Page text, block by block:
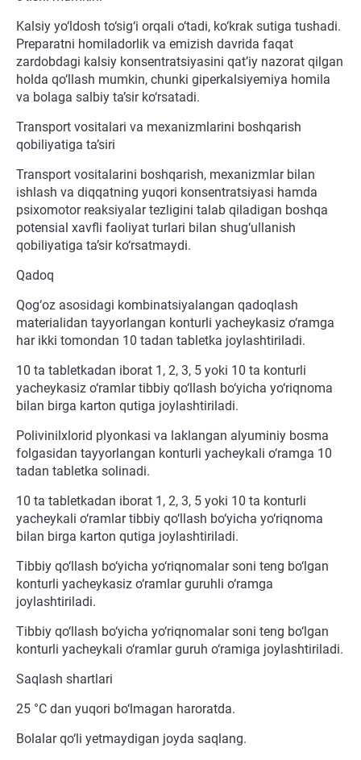
Kalsiy yo‘ldosh to‘sig‘i orqali o‘tadi, ko‘krak sutiga tushadi.
Preparatni homiladorlik va emizish davrida faqat
zardobdagi kalsiy konsentratsiyasini qat’iy nazorat qilgan
holda qo‘llash mumkin, chunki giperkalsiyemiya homila
va bolaga salbiy ta’sir ko‘rsatadi.
Transport vositalari va mexanizmlarini boshqarish
qobiliyatiga ta’siri
Transport vositalarini boshqarish, mexanizmlar bilan
ishlash va diqqatning yuqori konsentratsiyasi hamda
psixomotor reaksiyalar tezligini talab qiladigan boshqa
potensial xavfli faoliyat turlari bilan shug‘ullanish
qobiliyatiga ta’sir ko‘rsatmaydi.
Qadoq
Qog‘oz asosidagi kombinatsiyalangan qadoqlash
materialidan tayyorlangan konturli yacheykasiz o‘ramga
har ikki tomondan 10 tadan tabletka joylashtiriladi.
10 ta tabletkadan iborat 1, 2, 3, 5 yoki 10 ta konturli
yacheykasiz o‘ramlar tibbiy qo‘llash bo‘yicha yo‘riqnoma
bilan birga karton qutiga joylashtiriladi.
Polivinilxlorid plyonkasi va laklangan alyuminiy bosma
folgasidan tayyorlangan konturli yacheykali o‘ramga 10
tadan tabletka solinadi.
10 ta tabletkadan iborat 1, 2, 3, 5 yoki 10 ta konturli
yacheykali o‘ramlar tibbiy qo‘llash bo‘yicha yo‘riqnoma
bilan birga karton qutiga joylashtiriladi.
Tibbiy qo‘llash bo‘yicha yo‘riqnomalar soni teng bo‘lgan
konturli yacheykasiz o‘ramlar guruhli o‘ramga
joylashtiriladi.
Tibbiy qo‘llash bo‘yicha yo‘riqnomalar soni teng bo‘lgan
konturli yacheykali o‘ramlar guruh o‘ramiga joylashtiriladi.
Saqlash shartlari
25 °C dan yuqori bo‘lmagan haroratda.
Bolalar qo‘li yetmaydigan joyda saqlang.